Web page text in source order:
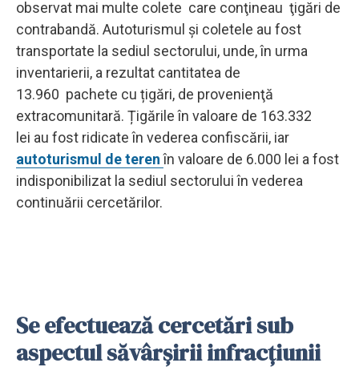
observat mai multe colete care conţineau ţigări de
contrabandă. Autoturismul şi coletele au fost
transportate la sediul sectorului, unde, în urma
inventarierii, a rezultat cantitatea de
13.960 pachete cu țigări, de provenienţă
extracomunitară. Țigările în valoare de 163.332
lei au fost ridicate în vederea confiscării, iar
autoturismul de terenîn valoare de 6.000 lei a fost
indisponibilizat la sediul sectorului în vederea
continuării cercetărilor.
Se efectuează cercetări sub
aspectul săvârșirii infracțiunii